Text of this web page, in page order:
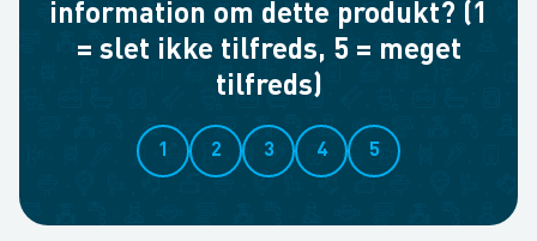
information om dette produkt? (1
= slet ikke tilfreds, 5 = meget
tilfreds)
1 2 3 4 5